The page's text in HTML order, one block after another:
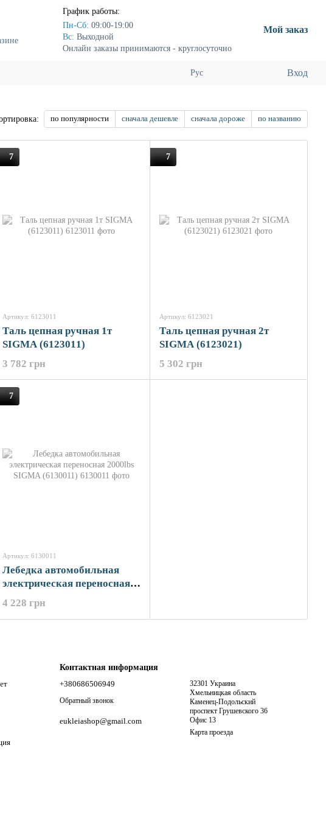
График работы:
Пн-Сб: 09:00-19:00
Вс: Выходной
Онлайн заказы принимаются - круглосуточно
Мой заказ
Рус Вход
по популярности сначала дешевле сначала дороже по названию
7
Артикул: 6123011
Таль цепная ручная 1т
SIGMA (6123011)
3 782 грн
7
Артикул: 6123021
Таль цепная ручная 2т
SIGMA (6123021)
5 302 грн
7
Артикул: 6130011
Лебедка автомобильная
электрическая переносная
2000lbs SIGMA (6130011)
4 228 грн
Контактная информация
+380686506949
Обратный звонок
eukleiashop@gmail.com
32301 Украина
Хмельницкая область
Каменец-Подольский
проспект Грушевского 36
Офис 13
Карта проезда